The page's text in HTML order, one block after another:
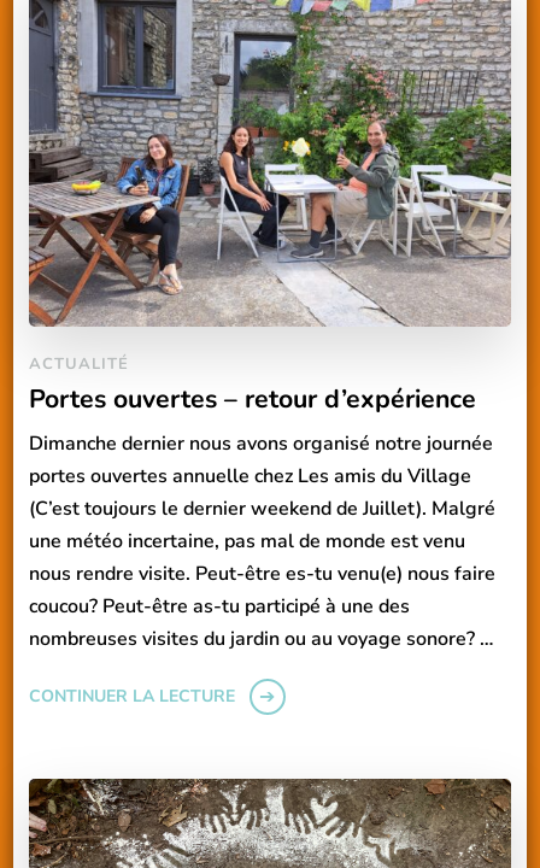
ACTUALITÉ
Portes ouvertes – retour d’expérience
Dimanche dernier nous avons organisé notre journée
portes ouvertes annuelle chez Les amis du Village
(C’est toujours le dernier weekend de Juillet). Malgré
une météo incertaine, pas mal de monde est venu
nous rendre visite. Peut-être es-tu venu(e) nous faire
coucou? Peut-être as-tu participé à une des
nombreuses visites du jardin ou au voyage sonore? …
CONTINUER LA LECTURE